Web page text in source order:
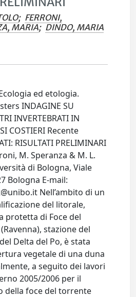
; FERRONI,
MARIA; DINDO, MARIA
ed etologia.
INDAGINE SU
INVERTEBRATI IN
COSTIERI Recente
RISULTATI PRELIMINARI
M. Speranza & M. L.
di Bologna, Viale
Bologna E-mail:
Nell’ambito di un
del litorale,
protetta di Foce del
stazione del
Delta del Po, è stata
vegetale di una duna
a seguito dei lavori
2005/2006 per il
della foce del torrente